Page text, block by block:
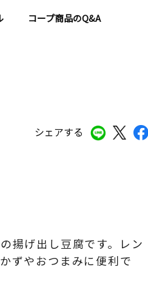
コープ商品のQ&A
シェアする
揚げ出し豆腐です。レン
ずやおつまみに便利で